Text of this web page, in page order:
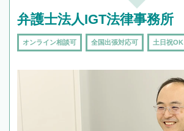
弁護士法人IGT法律事務所
オンライン相談可 全国出張対応可 土日祝OK